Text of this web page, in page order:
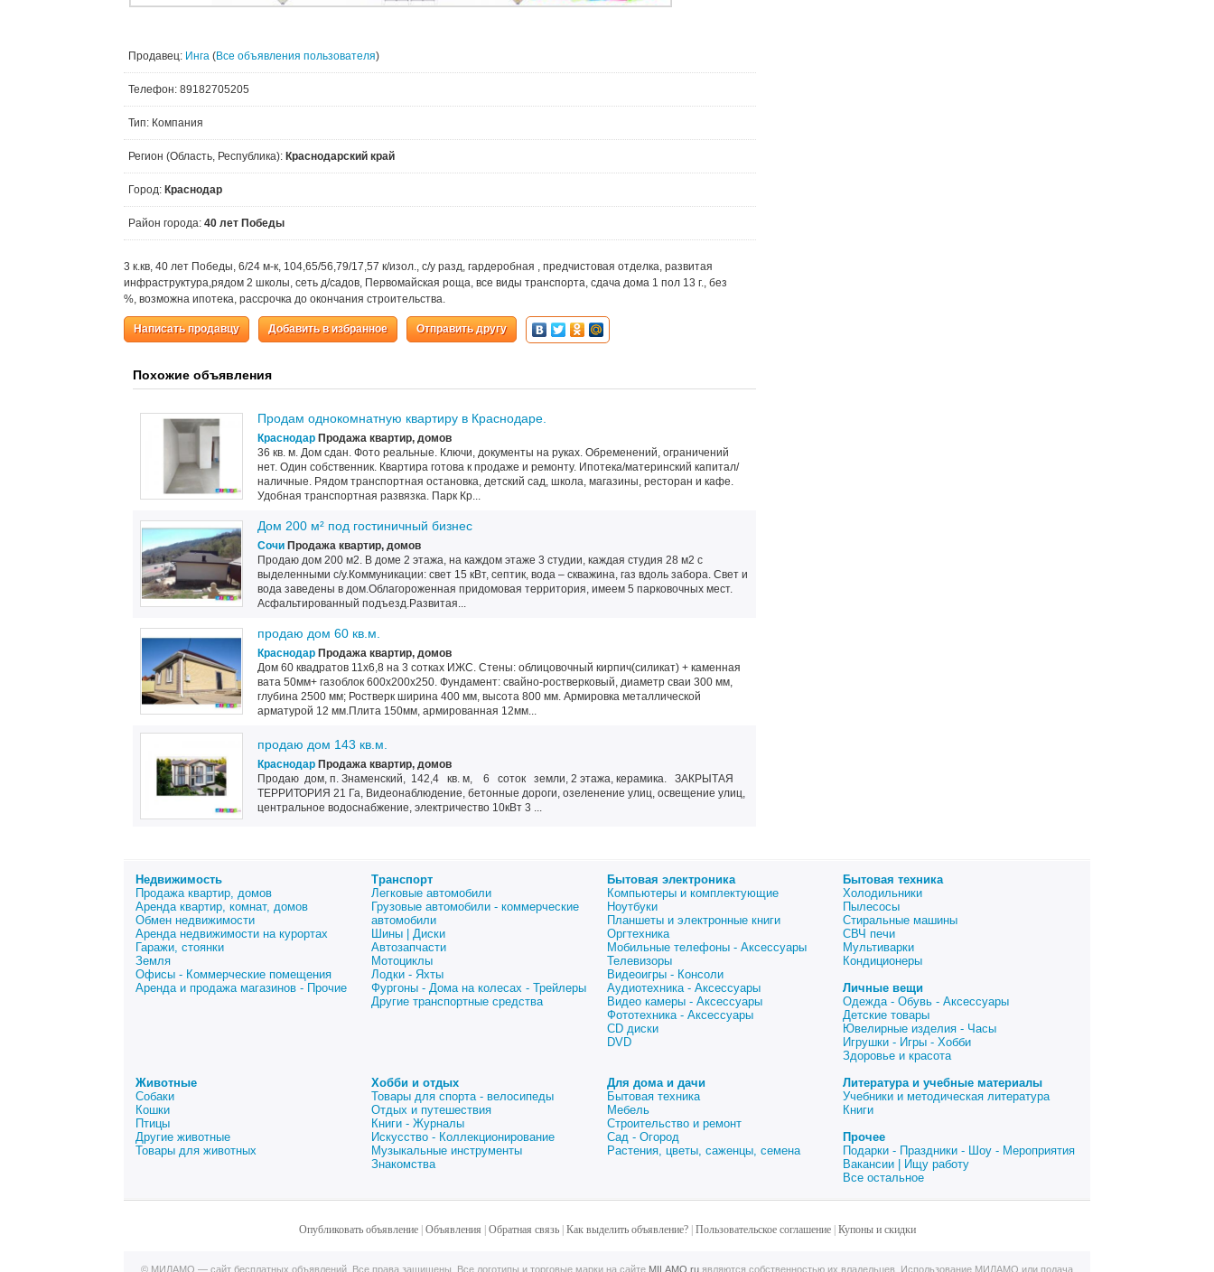
Продавец: Инга (Все объявления пользователя)
Телефон: 89182705205
Тип: Компания
Регион (Область, Республика): Краснодарский край
Город: Краснодар
Район города: 40 лет Победы
3 к.кв, 40 лет Победы, 6/24 м-к, 104,65/56,79/17,57 к/изол., с/у разд, гардеробная , предчистовая отделка, развитая
инфраструктура,рядом 2 школы, сеть д/садов, Первомайская роща, все виды транспорта, сдача дома 1 пол 13 г., без
%, возможна ипотека, рассрочка до окончания строительства.
Написать продавцу Добавить в избранное Отправить другу
Похожие объявления
Продам однокомнатную квартиру в Краснодаре.
Краснодар Продажа квартир, домов
36 кв. м. Дом сдан. Фото реальные. Ключи, документы на руках. Обременений, ограничений
нет. Один собственник. Квартира готова к продаже и ремонту. Ипотека/материнский капитал/
наличные. Рядом транспортная остановка, детский сад, школа, магазины, ресторан и кафе.
Удобная транспортная развязка. Парк Кр...
Дом 200 м² под гостиничный бизнес
Сочи Продажа квартир, домов
Продаю дом 200 м2. В доме 2 этажа, на каждом этаже 3 студии, каждая студия 28 м2 с
выделенными с/у.Коммуникации: свет 15 кВт, септик, вода – скважина, газ вдоль забора. Свет и
вода заведены в дом.Облагороженная придомовая территория, имеем 5 парковочных мест.
Асфальтированный подъезд.Развитая...
продаю дом 60 кв.м.
Краснодар Продажа квартир, домов
Дом 60 квадратов 11х6,8 на 3 сотках ИЖС. Стены: облицовочный кирпич(силикат) + каменная
вата 50мм+ газоблок 600х200х250. Фундамент: свайно-ростверковый, диаметр сваи 300 мм,
глубина 2500 мм; Ростверк ширина 400 мм, высота 800 мм. Армировка металлической
арматурой 12 мм.Плита 150мм, армированная 12мм...
продаю дом 143 кв.м.
Краснодар Продажа квартир, домов
Продаю дом, п. Знаменский, 142,4 кв. м, 6 соток земли, 2 этажа, керамика. ЗАКРЫТАЯ
ТЕРРИТОРИЯ 21 Га, Видеонаблюдение, бетонные дороги, озеленение улиц, освещение улиц,
центральное водоснабжение, электричество 10кВт 3 ...
Недвижимость
Продажа квартир, домов
Аренда квартир, комнат, домов
Обмен недвижимости
Аренда недвижимости на курортах
Гаражи, стоянки
Земля
Офисы - Коммерческие помещения
Аренда и продажа магазинов - Прочие
Транспорт
Легковые автомобили
Грузовые автомобили - коммерческие
автомобили
Шины | Диски
Автозапчасти
Мотоциклы
Лодки - Яхты
Фургоны - Дома на колесах - Трейлеры
Другие транспортные средства
Бытовая электроника
Компьютеры и комплектующие
Ноутбуки
Планшеты и электронные книги
Оргтехника
Мобильные телефоны - Аксессуары
Телевизоры
Видеоигры - Консоли
Аудиотехника - Аксессуары
Видео камеры - Аксессуары
Фототехника - Аксессуары
CD диски
DVD
Бытовая техника
Холодильники
Пылесосы
Стиральные машины
СВЧ печи
Мультиварки
Кондиционеры
Личные вещи
Одежда - Обувь - Аксессуары
Детские товары
Ювелирные изделия - Часы
Игрушки - Игры - Хобби
Здоровье и красота
Животные
Собаки
Кошки
Птицы
Другие животные
Товары для животных
Хобби и отдых
Товары для спорта - велосипеды
Отдых и путешествия
Книги - Журналы
Искусство - Коллекционирование
Музыкальные инструменты
Знакомства
Для дома и дачи
Бытовая техника
Мебель
Строительство и ремонт
Сад - Огород
Растения, цветы, саженцы, семена
Литература и учебные материалы
Учебники и методическая литература
Книги
Прочее
Подарки - Праздники - Шоу - Мероприятия
Вакансии | Ищу работу
Все остальное
Опубликовать объявление| Объявления Обратная связь| Как выделить объявление?| Пользовательское соглашение| Купоны и скидки
© МИЛАМО — сайт бесплатных объявлений. Все права защищены. Все логотипы и торговые марки на сайте MILAMO.ru являются собственностью их владельцев. Использование МИЛАМО или подача